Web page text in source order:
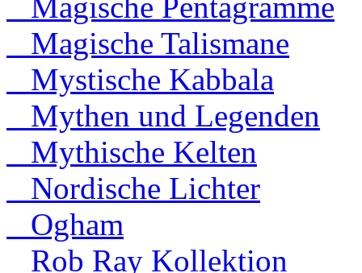
Magische Pentagramme
Magische Talismane
Mystische Kabbala
Mythen und Legenden
Mythische Kelten
Nordische Lichter
Ogham
Rob Ray Kollektion